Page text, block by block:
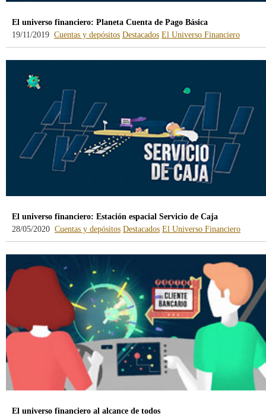
El universo financiero: Planeta Cuenta de Pago Básica
19/11/2019 Cuentas y depósitos Destacados El Universo Financiero
El universo financiero: Estación espacial Servicio de Caja
28/05/2020 Cuentas y depósitos Destacados El Universo Financiero
El universo financiero al alcance de todos